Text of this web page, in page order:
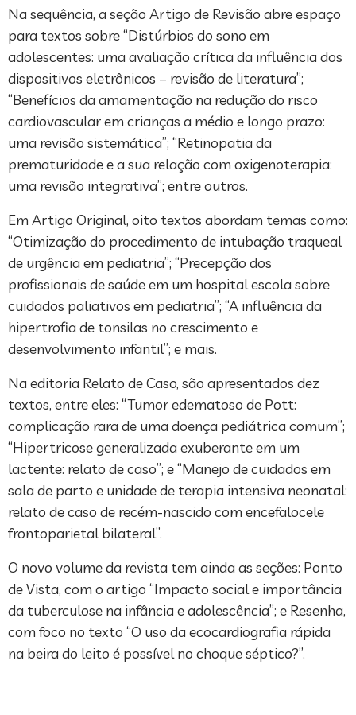
Na sequência, a seção Artigo de Revisão abre espaço
para textos sobre “Distúrbios do sono em
adolescentes: uma avaliação crítica da influência dos
dispositivos eletrônicos – revisão de literatura”;
“Benefícios da amamentação na redução do risco
cardiovascular em crianças a médio e longo prazo:
uma revisão sistemática”; “Retinopatia da
prematuridade e a sua relação com oxigenoterapia:
uma revisão integrativa”; entre outros.
Em Artigo Original, oito textos abordam temas como:
“Otimização do procedimento de intubação traqueal
de urgência em pediatria”; “Precepção dos
profissionais de saúde em um hospital escola sobre
cuidados paliativos em pediatria”; “A influência da
hipertrofia de tonsilas no crescimento e
desenvolvimento infantil”; e mais.
Na editoria Relato de Caso, são apresentados dez
textos, entre eles: “Tumor edematoso de Pott:
complicação rara de uma doença pediátrica comum”;
“Hipertricose generalizada exuberante em um
lactente: relato de caso”; e “Manejo de cuidados em
sala de parto e unidade de terapia intensiva neonatal:
relato de caso de recém-nascido com encefalocele
frontoparietal bilateral”.
O novo volume da revista tem ainda as seções: Ponto
de Vista, com o artigo “Impacto social e importância
da tuberculose na infância e adolescência”; e Resenha,
com foco no texto “O uso da ecocardiografia rápida
na beira do leito é possível no choque séptico?”.